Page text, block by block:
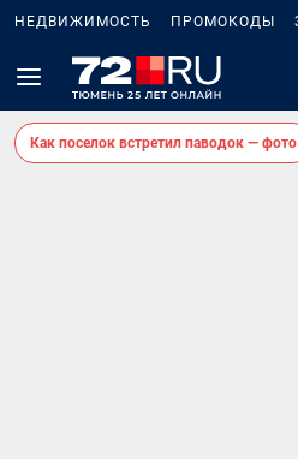
НЕДВИЖИМОСТЬ ПРОМОКОДЫ
Как поселок встретил паводок — фото